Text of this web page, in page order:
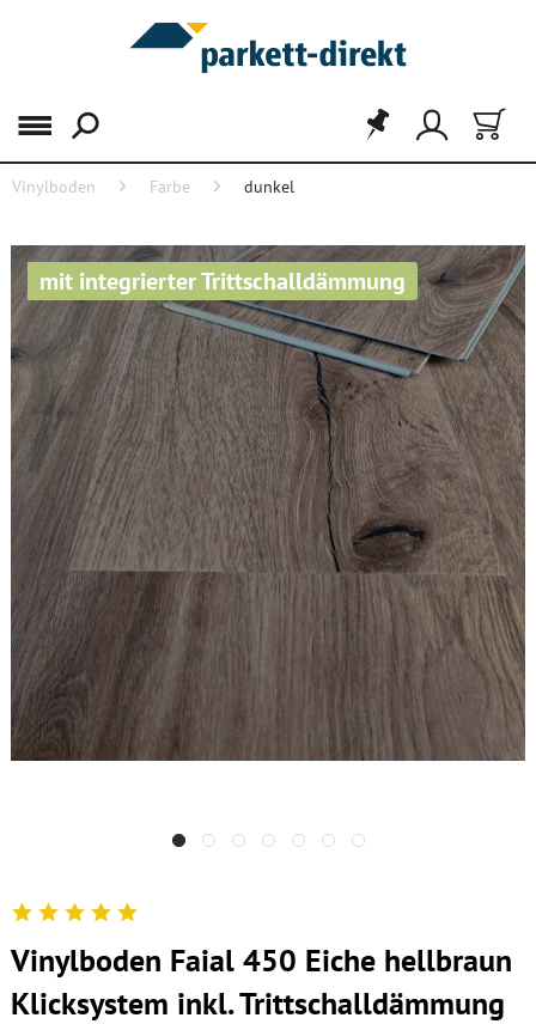
Menü
Vinylboden Farbe dunkel
mit integrierter Trittschalldämmung
Vinylboden Faial 450 Eiche hellbraun
Klicksystem inkl. Trittschalldämmung